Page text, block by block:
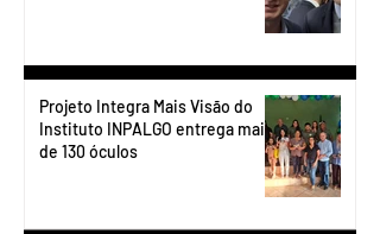
Projeto Integra Mais Visão do
Instituto INPALGO entrega mais
de 130 óculos